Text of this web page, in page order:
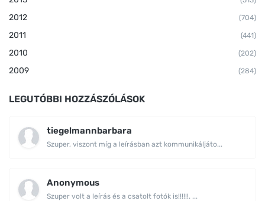
2012 (704)
2011 (441)
2010 (202)
2009 (284)
LEGUTÓBBI HOZZÁSZÓLÁSOK
tiegelmannbarbara
Szuper, viszont míg a leírásban azt kommunikáljáto...
Anonymous
Szuper volt a leírás és a csatolt fotók is!!!!!!. ...